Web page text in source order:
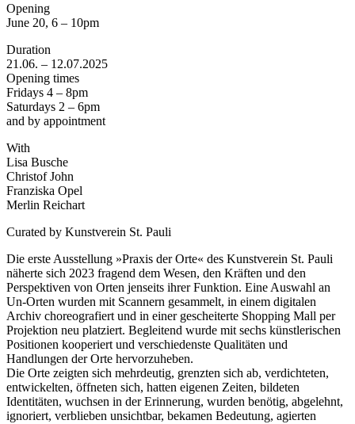
Opening
June 20, 6 – 10pm
Duration
21.06. – 12.07.2025
Opening times
Fridays 4 – 8pm
Saturdays 2 – 6pm
and by appointment
With
Lisa Busche
Christof John
Franziska Opel
Merlin Reichart
Curated by Kunstverein St. Pauli
Die erste Ausstellung »Praxis der Orte« des Kunstverein St. Pauli
näherte sich 2023 fragend dem Wesen, den Kräften und den
Perspektiven von Orten jenseits ihrer Funktion. Eine Auswahl an
Un-Orten wurden mit Scannern gesammelt, in einem digitalen
Archiv choreografiert und in einer gescheiterte Shopping Mall per
Projektion neu platziert. Begleitend wurde mit sechs künstlerischen
Positionen kooperiert und verschiedenste Qualitäten und
Handlungen der Orte hervorzuheben.
Die Orte zeigten sich mehrdeutig, grenzten sich ab, verdichteten,
entwickelten, öffneten sich, hatten eigenen Zeiten, bildeten
Identitäten, wuchsen in der Erinnerung, wurden benötig, abgelehnt,
ignoriert, verblieben unsichtbar, bekamen Bedeutung, agierten